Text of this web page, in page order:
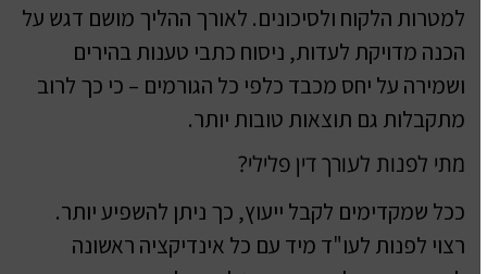
למטרות הלקוח ולסיכונים. לאורך ההליך מושם דגש על
הכנה מדויקת לעדות, ניסוח כתבי טענות בהירים
ושמירה על יחס מכבד כלפי כל הגורמים – כי כך לרוב
מתקבלות גם תוצאות טובות יותר.
מתי לפנות לעורך דין פלילי?
ככל שמקדימים לקבל ייעוץ, כך ניתן להשפיע יותר.
רצוי לפנות לעו"ד מיד עם כל אינדיקציה ראשונה